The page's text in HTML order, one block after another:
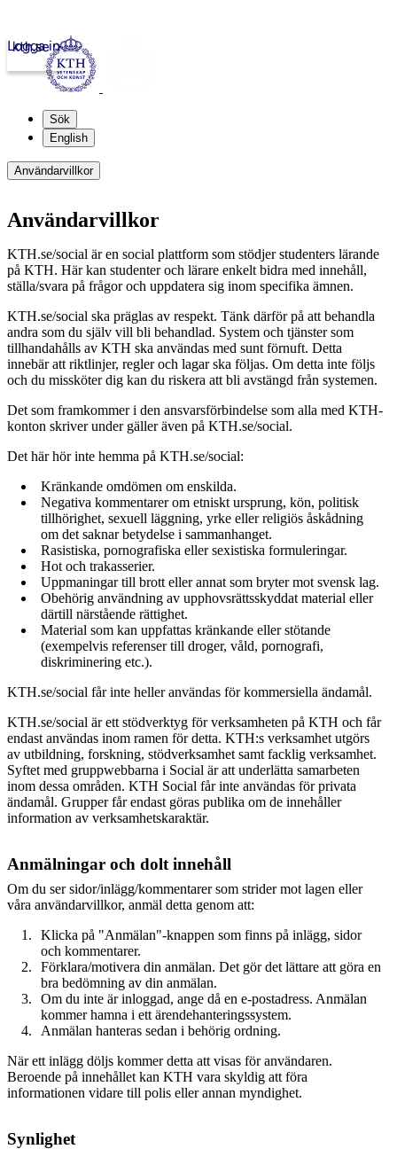
kth.se
Logga in
Sök
English
Användarvillkor
Användarvillkor
KTH.se/social är en social plattform som stödjer studenters lärande
på KTH. Här kan studenter och lärare enkelt bidra med innehåll,
ställa/svara på frågor och uppdatera sig inom specifika ämnen.
KTH.se/social ska präglas av respekt. Tänk därför på att behandla
andra som du själv vill bli behandlad. System och tjänster som
tillhandahålls av KTH ska användas med sunt förnuft. Detta
innebär att riktlinjer, regler och lagar ska följas. Om detta inte följs
och du missköter dig kan du riskera att bli avstängd från systemen.
Det som framkommer i den ansvarsförbindelse som alla med KTH-
konton skriver under gäller även på KTH.se/social.
Det här hör inte hemma på KTH.se/social:
Kränkande omdömen om enskilda.
Negativa kommentarer om etniskt ursprung, kön, politisk
tillhörighet, sexuell läggning, yrke eller religiös åskådning
om det saknar betydelse i sammanhanget.
Rasistiska, pornografiska eller sexistiska formuleringar.
Hot och trakasserier.
Uppmaningar till brott eller annat som bryter mot svensk lag.
Obehörig användning av upphovsrättsskyddat material eller
därtill närstående rättighet.
Material som kan uppfattas kränkande eller stötande
(exempelvis referenser till droger, våld, pornografi,
diskriminering etc.).
KTH.se/social får inte heller användas för kommersiella ändamål.
KTH.se/social är ett stödverktyg för verksamheten på KTH och får
endast användas inom ramen för detta. KTH:s verksamhet utgörs
av utbildning, forskning, stödverksamhet samt facklig verksamhet.
Syftet med gruppwebbarna i Social är att underlätta samarbeten
inom dessa områden. KTH Social får inte användas för privata
ändamål. Grupper får endast göras publika om de innehåller
information av verksamhetskaraktär.
Anmälningar och dolt innehåll
Om du ser sidor/inlägg/kommentarer som strider mot lagen eller
våra användarvillkor, anmäl detta genom att:
Klicka på "Anmälan"-knappen som finns på inlägg, sidor
och kommentarer.
Förklara/motivera din anmälan. Det gör det lättare att göra en
bra bedömning av din anmälan.
Om du inte är inloggad, ange då en e-postadress. Anmälan
kommer hamna i ett ärendehanteringssystem.
Anmälan hanteras sedan i behörig ordning.
När ett inlägg döljs kommer detta att visas för användaren.
Beroende på innehållet kan KTH vara skyldig att föra
informationen vidare till polis eller annan myndighet.
Synlighet